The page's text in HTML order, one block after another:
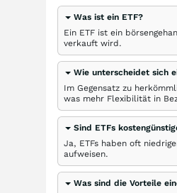
Was ist ein ETF?
Ein ETF ist ein
verkauft wird.
Wie unterscheidet sich
Im Gegensatz zu
was mehr Flexibilität in
Sind ETFs
Ja, ETFs haben oft
aufweisen.
Was sind die Vorteile